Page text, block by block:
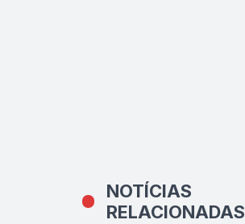
NOTÍCIAS
RELACIONADAS